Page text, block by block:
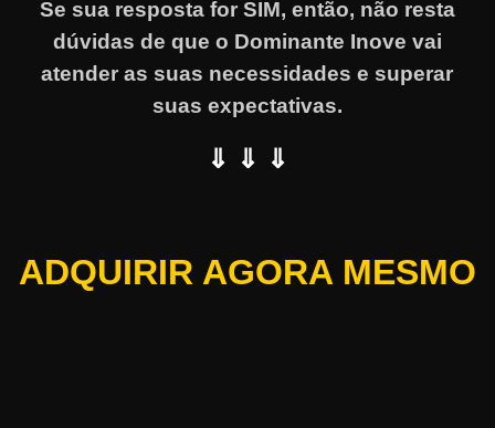
Se sua resposta for SIM, então, não resta
dúvidas de que o Dominante Inove vai
atender as suas necessidades e superar
suas expectativas.
⇓ ⇓ ⇓
ADQUIRIR AGORA MESMO